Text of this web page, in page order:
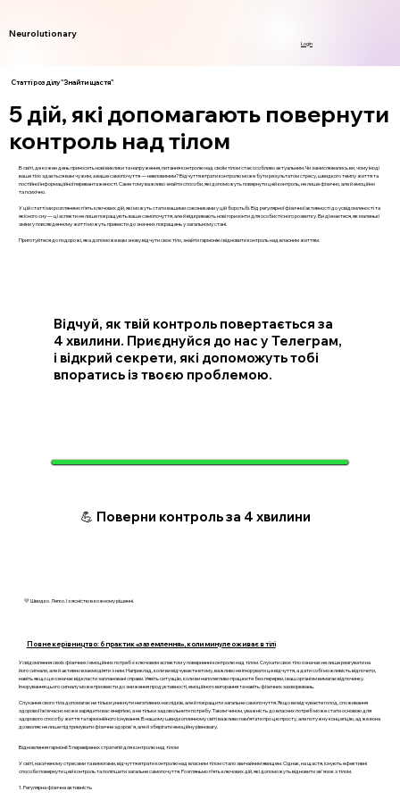
Neurolutionary
Login
Статті розділу "Знайти щастя"
5 дій, які допомагають повернути
контроль над тілом
В світі, де кожен день приносить нові виклики та напруження, питання контролю над своїм тілом стає особливо актуальним. Чи замислювались ви, чому іноді
ваше тіло здається вам чужим, а ваше самопочуття — невловимим? Відчуття втрати контролю може бути результатом стресу, швидкого темпу життя та
постійної інформаційної перевантаженості. Саме тому важливо знайти способи, які допоможуть повернути цей контроль, не лише фізично, але й емоційно
та психічно.
У цій статті ми розглянемо п’ять ключових дій, які можуть стати вашими союзниками у цій боротьбі. Від регулярної фізичної активності до усвідомленості та
якісного сну — ці аспекти не лише покращують ваше самопочуття, але й відкривають нові горизонти для особистісного розвитку. Ви дізнаєтеся, як маленькі
зміни у повсякденному житті можуть привести до значних покращень у загальному стані.
Приготуйтеся до подорожі, яка допоможе вам знову відчути своє тіло, знайти гармонію і відновити контроль над власним життям.
Відчуй, як твій контроль повертається за
4 хвилини. Приєднуйся до нас у Телеграм,
і відкрий секрети, які допоможуть тобі
впоратись із твоєю проблемою.
💪 Поверни контроль за 4 хвилини
💛 Швидко. Легко. І з ясністю в кожному рішенні.
Повне керівництво: 6 практик «заземлення», коли минуле оживає в тілі
Усвідомлення своїх фізичних і емоційних потреб є ключовим аспектом у поверненні контролю над тілом. Слухати своє тіло означає не лише реагувати на
його сигнали, але й активно взаємодіяти з ним. Наприклад, коли ви відчуваєте втому, важливо не ігнорувати це відчуття, а дати собі можливість відпочити,
навіть якщо це означає відкласти заплановані справи. Уявіть ситуацію, коли ви наполегливо працюєте без перерви, і ваш організм вимагає відпочинку.
Ігнорування цього сигналу може призвести до зниження продуктивності, емоційного вигорання та навіть фізичних захворювань.
Слухання свого тіла допомагає не тільки уникнути негативних наслідків, але й покращити загальне самопочуття. Якщо ви відчуваєте голод, споживання
здорової їжі вчасно може зарядити вас енергією, а не тільки задовольнити потребу. Таким чином, уважність до власних потреб може стати основою для
здорового способу життя та гармонійного існування. В нашому швидкоплинному світі важливо пам’ятати про цю просту, але потужну концепцію, адже вона
дозволяє не лише підтримувати фізичне здоров'я, але й зберігати емоційну рівновагу.
Відновлення гармонії: 5 перевірених стратегій для контролю над тілом
У світі, насиченому стресами та вимогами, відчуття втрати контролю над власним тілом стало звичайним явищем. Однак, на щастя, існують ефективні
способи повернути цей контроль та поліпшити загальне самопочуття. Розгляньмо п’ять ключових дій, які допоможуть відновити зв'язок з тілом.
1. Регулярна фізична активність